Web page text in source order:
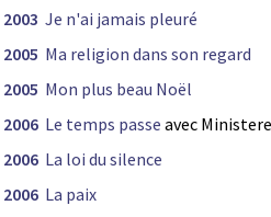
2003 Je n'ai jamais pleuré
2005 Ma religion dans son regard
2005 Mon plus beau Noël
2006 Le temps passe avec
2006 La loi du silence
2006 La paix